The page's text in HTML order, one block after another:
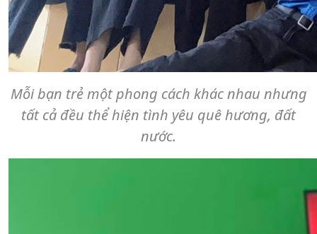
Mỗi bạn trẻ một phong cách khác nhau nhưng
tất cả đều thể hiện tình yêu quê hương, đất
nước.